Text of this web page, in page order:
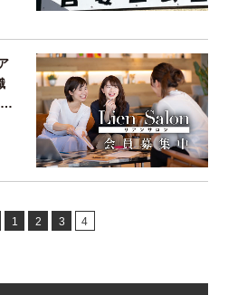
1 2 3 4